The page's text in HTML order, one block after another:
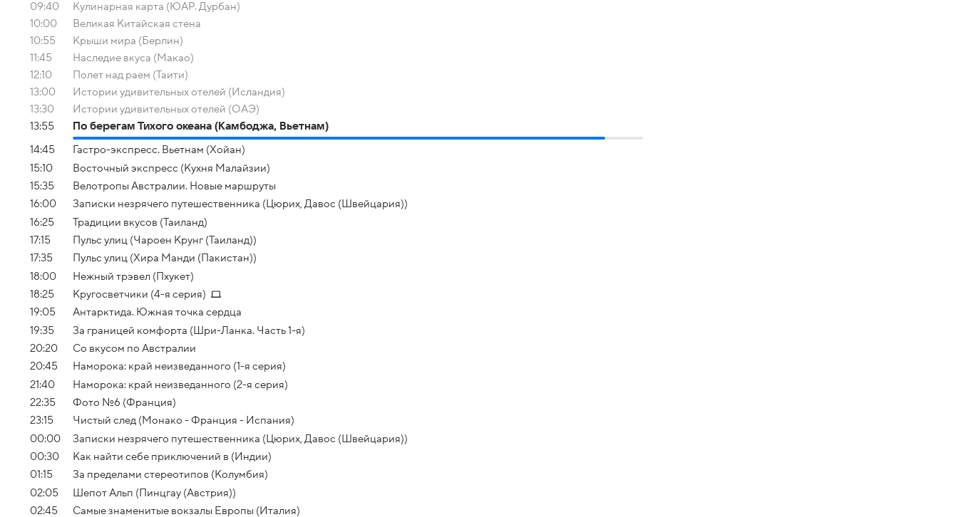
09:40
Кулинарная карта (ЮАР. Дурбан)
10:00
Великая Китайская стена
10:55
Крыши мира (Берлин)
11:45
Наследие вкуса (Макао)
12:10
Полет над раем (Таити)
13:00
Истории удивительных отелей (Исландия)
13:30
Истории удивительных отелей (ОАЭ)
13:55
По берегам Тихого океана (Камбоджа, Вьетнам)
14:45
Гастро-экспресс. Вьетнам (Хойан)
15:10
Восточный экспресс (Кухня Малайзии)
15:35
Велотропы Австралии. Новые маршруты
16:00
Записки незрячего путешественника (Цюрих, Давос (Швейцария))
16:25
Традиции вкусов (Таиланд)
17:15
Пульс улиц (Чароен Крунг (Таиланд))
17:35
Пульс улиц (Хира Манди (Пакистан))
18:00
Нежный трэвел (Пхукет)
18:25
Кругосветчики (4-я серия)
19:05
Антарктида. Южная точка сердца
19:35
За границей комфорта (Шри-Ланка. Часть 1-я)
20:20
Со вкусом по Австралии
20:45
Наморока: край неизведанного (1-я серия)
21:40
Наморока: край неизведанного (2-я серия)
22:35
Фото №6 (Франция)
23:15
Чистый след (Монако - Франция - Испания)
00:00
Записки незрячего путешественника (Цюрих, Давос (Швейцария))
00:30
Как найти себе приключений в (Индии)
01:15
За пределами стереотипов (Колумбия)
02:05
Шепот Альп (Пинцгау (Австрия))
02:45
Самые знаменитые вокзалы Европы (Италия)